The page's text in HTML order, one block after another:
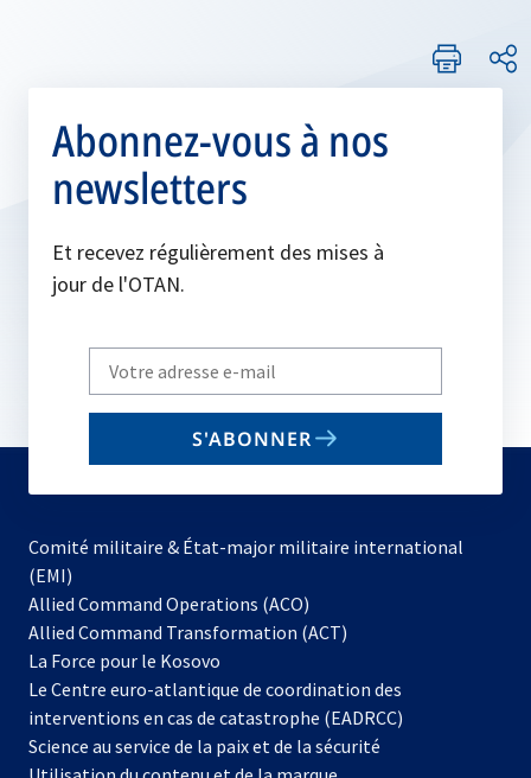
Abonnez-vous à nos
newsletters
Et recevez régulièrement des mises à
jour de l'OTAN.
Write
your
email
S'ABONNER
Comité militaire & État-major militaire international
(EMI)
Allied Command Operations (ACO)
dans
nouvel
onglet
Allied Command Transformation (ACT)
La Force pour le Kosovo
dans
un
nouvel
onglet
Le Centre euro-atlantique de coordination des
interventions en cas de catastrophe (EADRCC)
Science au service de la paix et de la sécurité